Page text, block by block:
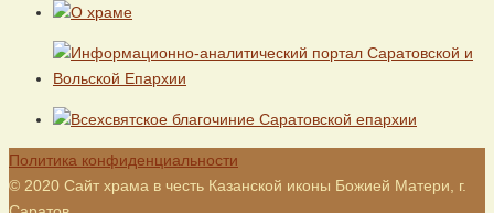
Политика конфиденциальности
© 2020 Сайт храма в честь Казанской иконы Божией Матери, г.